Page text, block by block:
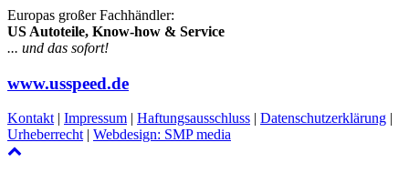
Europas großer Fachhändler:
US Autoteile, Know-how & Service
... und das sofort!
www.usspeed.de
Kontakt | Impressum | Haftungsausschluss | Datenschutzerklärung |
Urheberrecht | Webdesign: SMP media